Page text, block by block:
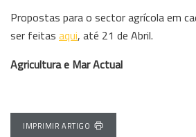
Propostas para o sector agrícola em
ser feitas aqui, até 21 de Abril.
Agricultura e Mar Actual
IMPRIMIR ARTIGO